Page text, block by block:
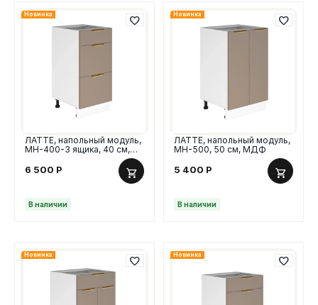
Новинка
ЛАТТЕ, напольный модуль,
МН-400-3 ящика, 40 см,
6 500 Р
В наличии
Новинка
ЛАТТЕ, напольный модуль,
МН-500, 50 см, МДФ
5 400 Р
В наличии
Новинка Новинка